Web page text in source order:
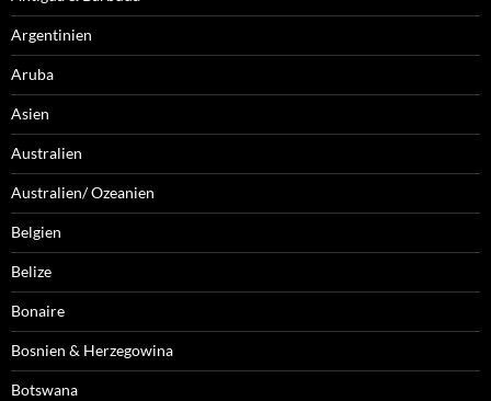
Argentinien
Aruba
Asien
Australien
Australien/ Ozeanien
Belgien
Belize
Bonaire
Bosnien & Herzegowina
Botswana